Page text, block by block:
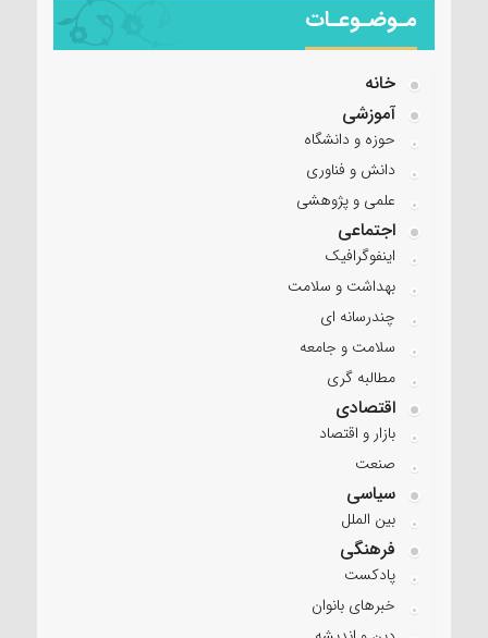
مـوضـوعـات
خانه
آموزشی
حوزه و دانشگاه
دانش و فناوری
علمی و پژوهشی
اجتماعی
اینفوگرافیک
بهداشت و سلامت
چندرسانه ای
سلامت و جامعه
مطالبه گری
اقتصادی
بازار و اقتصاد
صنعت
سیاسی
بین الملل
فرهنگی
پادکست
خبرهای بانوان